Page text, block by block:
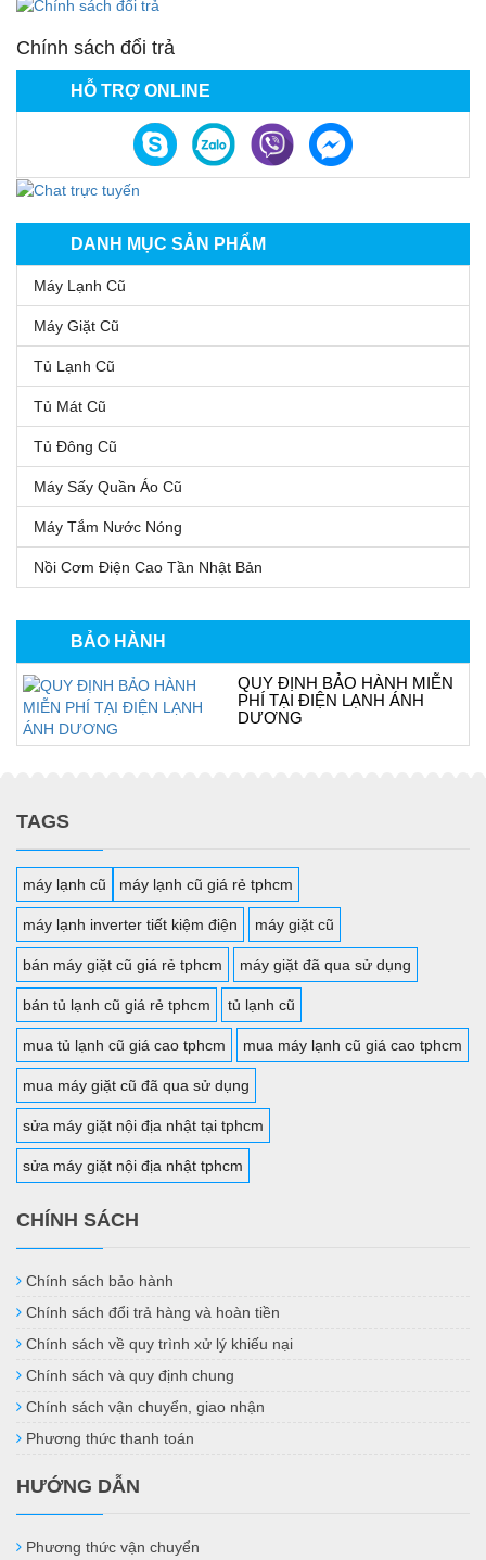
HỖ TRỢ ONLINE
DANH MỤC SẢN PHẨM
Máy Lạnh Cũ
Máy Giặt Cũ
Tủ Lạnh Cũ
Tủ Mát Cũ
Tủ Đông Cũ
Máy Sấy Quần Áo Cũ
Máy Tắm Nước Nóng
Nồi Cơm Điện Cao Tần Nhật Bản
BẢO HÀNH
QUY ĐỊNH BẢO HÀNH MIỄN
PHÍ TẠI ĐIỆN LẠNH ÁNH
DƯƠNG
Chính sách đổi trả
TAGS
máy lạnh cũ máy lạnh cũ giá rẻ tphcm
máy lạnh inverter tiết kiệm điện máy giặt cũ
bán máy giặt cũ giá rẻ tphcm máy giặt đã qua sử dụng
bán tủ lạnh cũ giá rẻ tphcm tủ lạnh cũ
mua tủ lạnh cũ giá cao tphcm mua máy lạnh cũ giá cao tphcm
mua máy giặt cũ đã qua sử dụng
sửa máy giặt nội địa nhật tại tphcm
sửa máy giặt nội địa nhật tphcm
CHÍNH SÁCH
Chính sách bảo hành
Chính sách đổi trả hàng và hoàn tiền
Chính sách về quy trình xử lý khiếu nại
Chính sách và quy định chung
Chính sách vận chuyển, giao nhận
Phương thức thanh toán
HƯỚNG DẪN
Phương thức vận chuyển